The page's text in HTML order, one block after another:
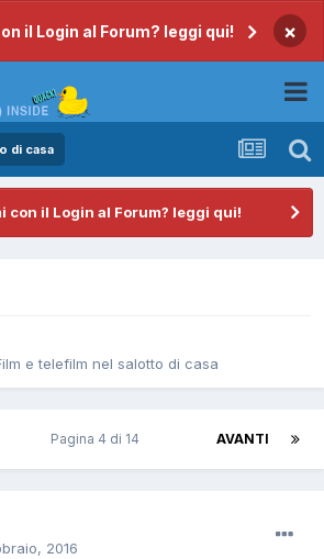
il Login al Forum? leggi qui! ×
di casa
con il Login al Forum? leggi qui!
e telefilm nel salotto di casa
AVANTI
Pagina 4 di 14
2016